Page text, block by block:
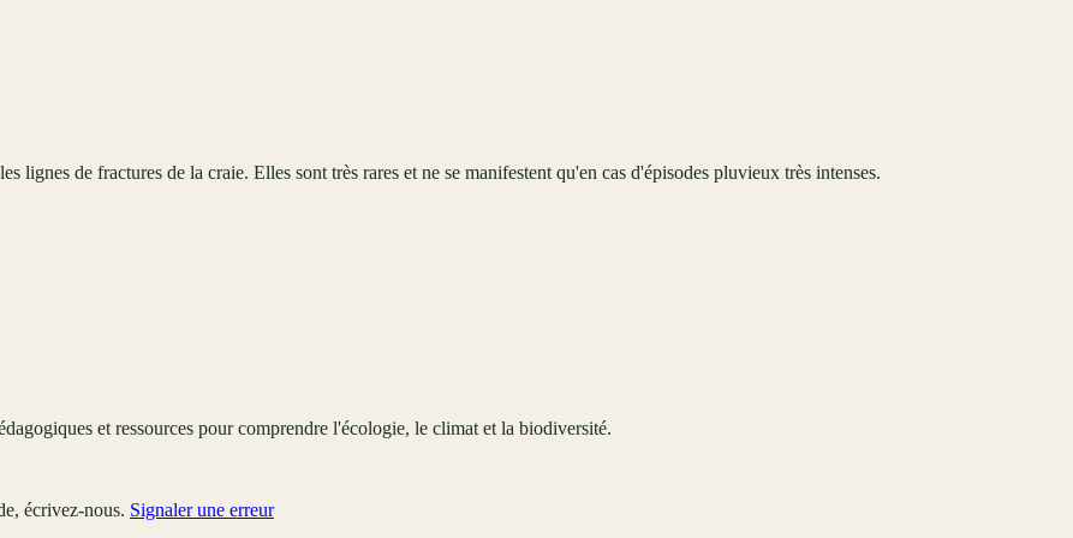
lignes de fractures de la craie. Elles sont très rares et ne se manifestent qu'en cas d'épisodes pluvieux très intenses.
et ressources pour comprendre l'écologie, le climat et la biodiversité.
écrivez-nous. Signaler une erreur